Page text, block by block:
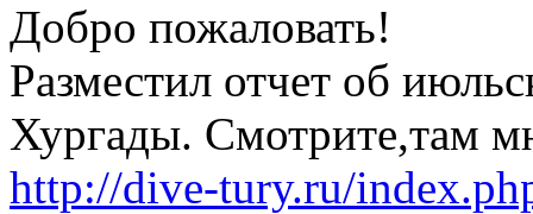
Добро пожаловать!
Разместил отчет об
Хургады. Смотрите,там
http://dive-tury.ru/